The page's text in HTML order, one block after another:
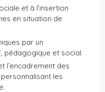
et à l’insertion
en situation de
par un
pédagogique et social.
l’encadrement des
les